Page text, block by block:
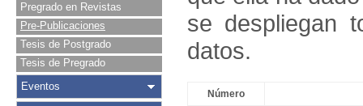
Pregrado en Revistas
Pre-Publicaciones
Tesis de Postgrado
Tesis de Pregrado
Eventos
se despliegan
datos.
Número